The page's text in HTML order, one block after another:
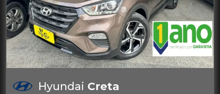
Hyundai Creta